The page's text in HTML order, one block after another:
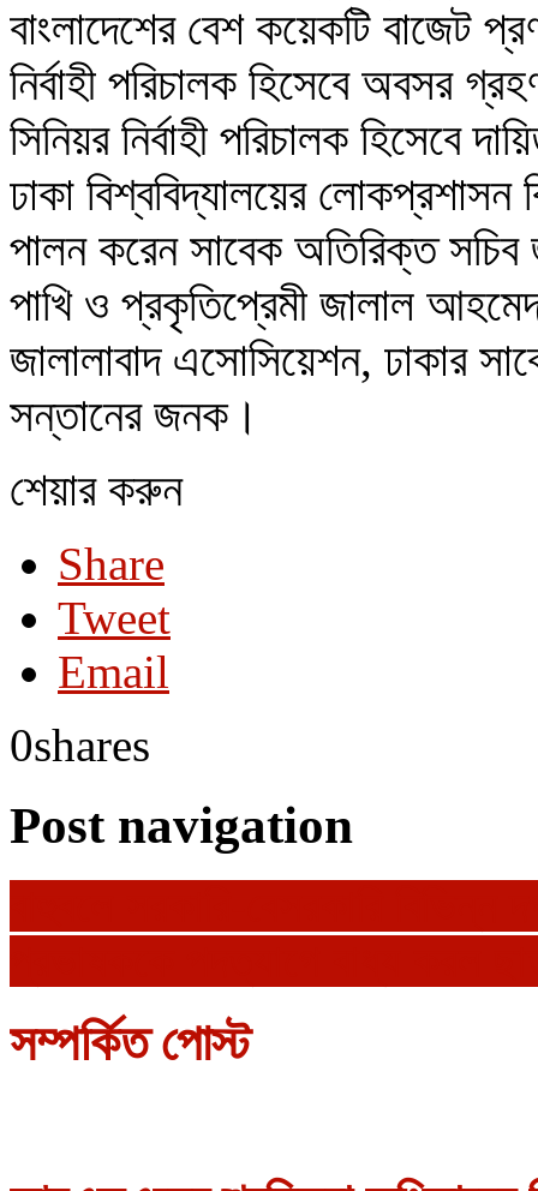
বাংলাদেশের বেশ কয়েকটি বাজেট
নির্বাহী পরিচালক হিসেবে অবসর
সিনিয়র নির্বাহী পরিচালক হিসেবে
ঢাকা বিশ্ববিদ্যালয়ের লোকপ্রশাসন
পালন করেন সাবেক অতিরিক্ত
পাখি ও প্রকৃতিপ্রেমী জালাল
জালালাবাদ এসোসিয়েশন, ঢাকার
সন্তানের জনক।
শেয়ার করুন
Share
Tweet
Email
0shares
Post navigation
সম্পর্কিত পোস্ট